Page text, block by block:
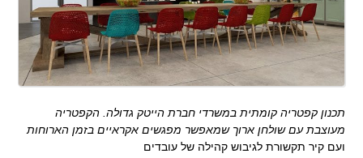
תכנון קפטריה קומתית במשרדי חברת הייטק גדולה. הקפטריה
מעוצבת עם שולחן ארוך שמאפשר מפגשים אקראיים בזמן הארוחות
ועם קיר תקשורת לגיבוש קהילה של עובדים